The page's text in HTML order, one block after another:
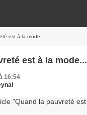
est à la mode...
est à la mode...
16:54